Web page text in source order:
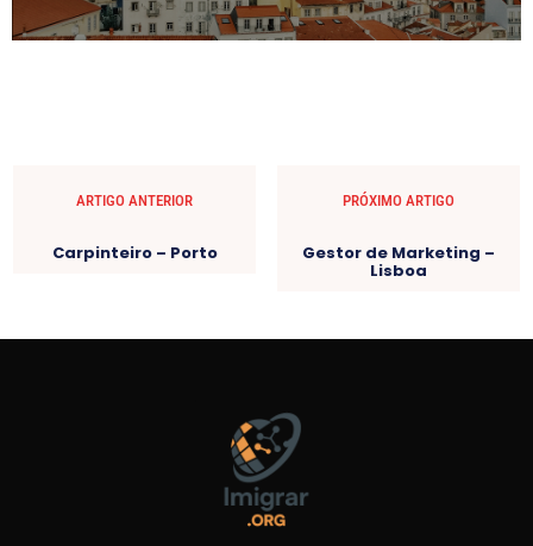
ARTIGO ANTERIOR
Carpinteiro – Porto
PRÓXIMO ARTIGO
Gestor de Marketing –
Lisboa